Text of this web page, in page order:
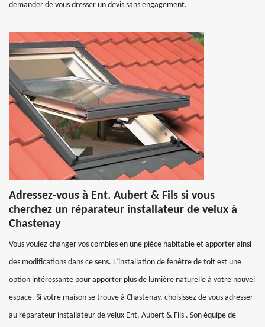
demander de vous dresser un devis sans engagement.
Adressez-vous à Ent. Aubert & Fils si vous
cherchez un réparateur installateur de velux à
Chastenay
Vous voulez changer vos combles en une pièce habitable et apporter ainsi
des modifications dans ce sens. L’installation de fenêtre de toit est une
option intéressante pour apporter plus de lumière naturelle à votre nouvel
espace. Si votre maison se trouve à Chastenay, choisissez de vous adresser
au réparateur installateur de velux Ent. Aubert & Fils . Son équipe de